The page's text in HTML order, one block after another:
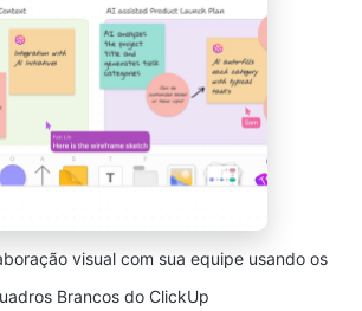
visual com sua equipe usando os
Brancos do ClickUp